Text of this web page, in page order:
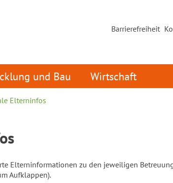
Barrierefreiheit
und Bau Wirtschaft
Elterninfos
Elterninformationen zu den jeweiligen
Aufklappen).